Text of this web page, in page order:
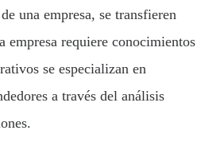
una empresa, se transfieren
requiere conocimientos
se especializan en
a través del análisis